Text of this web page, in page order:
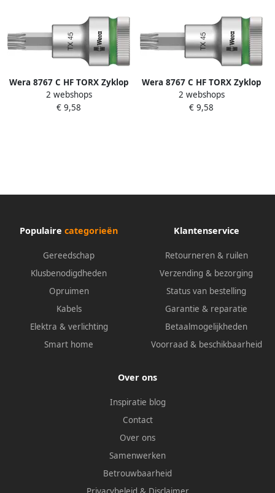
Wera 8767 C HF TORX Zyklop
Bit dop-combinatie met 1 2"
Aandrijving met
2 webshops
€ 9,58
Wera 8767 C HF TORX Zyklop
Bit dop-combinatie met 1 2"
Aandrijving met
2 webshops
€ 9,58
Populaire categorieën
Gereedschap
Klusbenodigdheden
Opruimen
Kabels
Elektra & verlichting
Smart home
Klantenservice
Retourneren & ruilen
Verzending & bezorging
Status van bestelling
Garantie & reparatie
Betaalmogelijkheden
Voorraad & beschikbaarheid
Over ons
Inspiratie blog
Contact
Over ons
Samenwerken
Betrouwbaarheid